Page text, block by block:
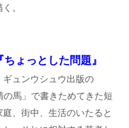
。
ょっとした問題』
ュンウシュウ出版の
馬」で書きためてきた短
、街中、生活のいたると